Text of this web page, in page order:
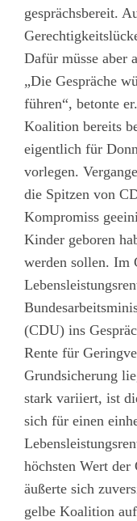
gesprächsbereit.
Dafür müsse aber
„Die Gespräche
führen“, betonte
Koalition bereits
eigentlich für
vorlegen.
die Spitzen von
Kompromiss
Kinder geboren
werden sollen. Im
(CDU) ins
Rente für
Grundsicherung
stark variiert, ist
sich für einen
höchsten Wert
äußerte sich
gelbe Koalition